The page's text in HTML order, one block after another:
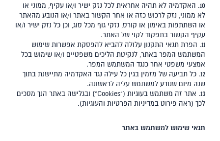
10. האקדמיה לא תהיה אחראית לכל נזק ישיר ו/או עקיף, ממוני או
לא ממוני, נזק לרכוש כזה או אחר הקשור באתר ו/או הנובע מהאתר
או השתתפות באימון או קורס, נזקי גוף מכל סוג, וכן כל נזק ישיר ו/או
עקיף הקשור בתפקוד לקוי של האתר.
11. הפרת תנאי התקנון עלולה להביא להפסקת אפשרות שימוש
המשתמש המפר באתר, לנקיטת הליכים משפטיים ו/או שימוש בכל
אמצעי משפטי אחר כנגד המשתמש המפר.
12. כל תביעה של מזמין בגין כל עילה נגד האקדמיה מתיישנת בתוך
שנה מיום שנודע למשתמש עליה לראשונה.
13. אתר זה משתמש בעוגיות ("Cookies") ובגלישה באתר הנך מסכים
לכך (ראה פירוט במדיניות הפרטיות והעוגיות).
תנאי שימוש למשתמש באתר